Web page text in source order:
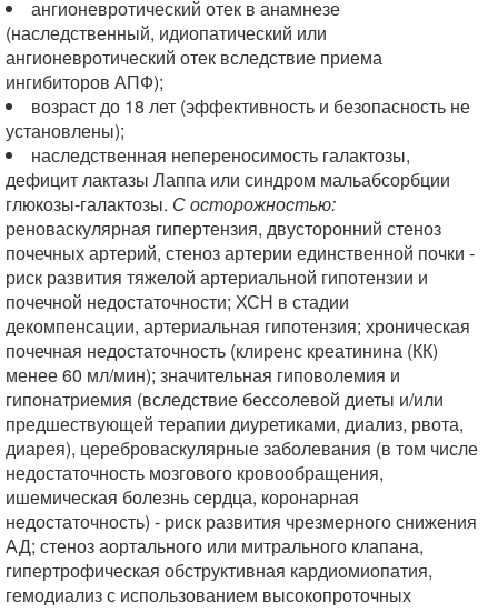
ангионевротический отек в анамнезе
(наследственный, идиопатический или
ангионевротический отек вследствие приема
ингибиторов АПФ);
возраст до 18 лет (эффективность и безопасность не
установлены);
наследственная непереносимость галактозы,
дефицит лактазы Лаппа или синдром мальабсорбции
глюкозы-галактозы. С осторожностью:
реноваскулярная гипертензия, двусторонний стеноз
почечных артерий, стеноз артерии единственной почки -
риск развития тяжелой артериальной гипотензии и
почечной недостаточности; ХСН в стадии
декомпенсации, артериальная гипотензия; хроническая
почечная недостаточность (клиренс креатинина (КК)
менее 60 мл/мин); значительная гиповолемия и
гипонатриемия (вследствие бессолевой диеты и/или
предшествующей терапии диуретиками, диализ, рвота,
диарея), цереброваскулярные заболевания (в том числе
недостаточность мозгового кровообращения,
ишемическая болезнь сердца, коронарная
недостаточность) - риск развития чрезмерного снижения
АД; стеноз аортального или митрального клапана,
гипертрофическая обструктивная кардиомиопатия,
гемодиализ с использованием высокопроточных